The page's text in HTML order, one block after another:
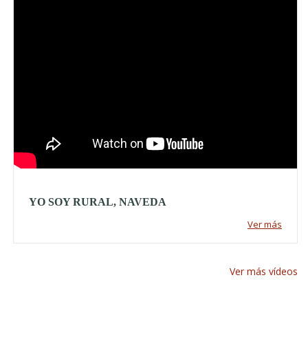
YO SOY RURAL, NAVEDA
Ver más
Ver más vídeos